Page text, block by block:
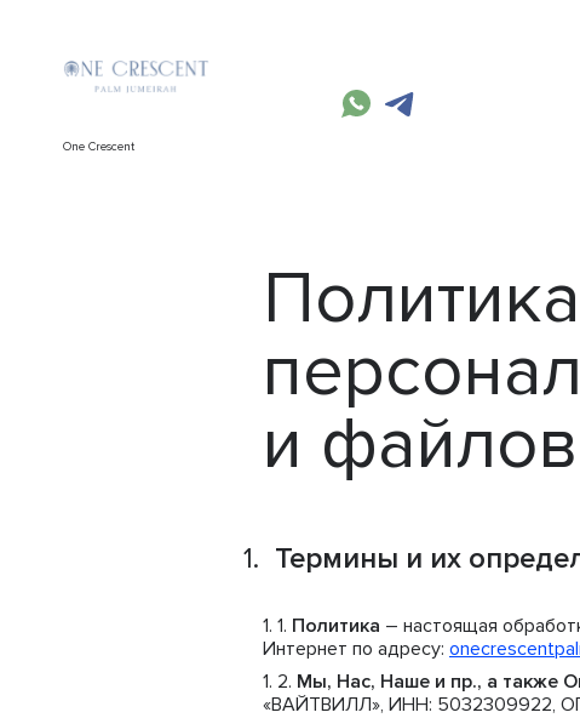
One Crescent
и
Термины и их
Политика – настоящая
Интернет по адресу:
Мы, Нас, Наше и пр., а также
«ВАЙТВИЛЛ», ИНН: 5032309922,